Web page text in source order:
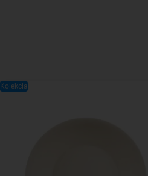
Kolekcia